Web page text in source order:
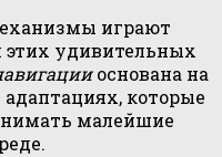
играют
удивительных
основана на
которые
малейшие